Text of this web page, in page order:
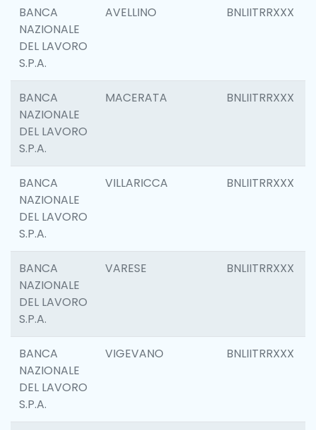
BANCA
NAZIONALE
DEL LAVORO
S.P.A.
AVELLINO BNLIITRRXXX
BANCA
NAZIONALE
DEL LAVORO
S.P.A.
MACERATA BNLIITRRXXX
BANCA
NAZIONALE
DEL LAVORO
S.P.A.
VILLARICCA BNLIITRRXXX
BANCA
NAZIONALE
DEL LAVORO
S.P.A.
VARESE BNLIITRRXXX
BANCA
NAZIONALE
DEL LAVORO
S.P.A.
VIGEVANO BNLIITRRXXX